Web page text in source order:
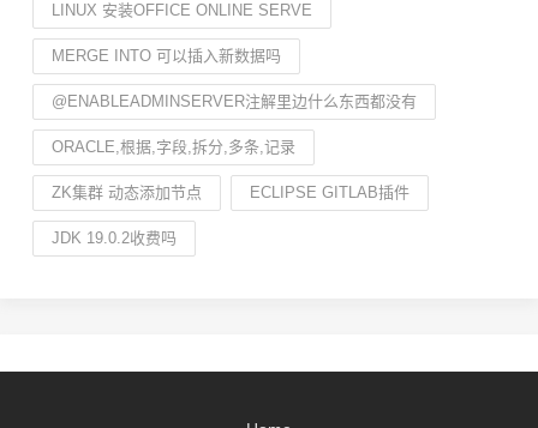
LINUX 安装OFFICE ONLINE SERVE
MERGE INTO 可以插入新数据吗
@ENABLEADMINSERVER注解里边什么东西都没有
ORACLE,根据,字段,拆分,多条,记录
ZK集群 动态添加节点 ECLIPSE GITLAB插件
JDK 19.0.2收费吗